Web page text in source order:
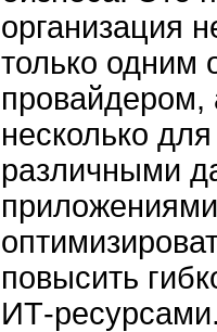
организация
только одним
провайдером,
несколько
различными
повысить
ИТ-